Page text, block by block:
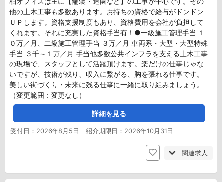
他の土木工事も多数あります。お持ちの資格で給与がドンドン
ＵＰします。資格支援制度もあり、資格費用を会社が負担して
くれます。それに充実した資格手当有！●一級施工管理手当 １
０万／月、二級施工管理手当 ３万／月 車両系・大型・大型特殊
手当 ３千～１万／月 手当他多数公共インフラを支える土木工事
の現場で、スタッフとして活躍頂けます。楽だけの仕事じゃな
いですが、技術が残り、収入に繋がる、胸を張れる仕事です。
美しい街づくり・未来に残る仕事に一緒に取り組みましょう。
（変更範囲：変更なし）
詳細を見る
受付日：2026年8月5日 紹介期限日：2026年10月31日
関連求人